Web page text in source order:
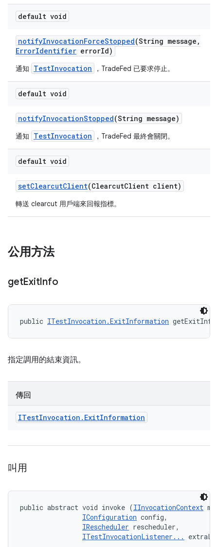
default void
notifyInvocationForceStopped(String message ,
ErrorIdentifier errorId)
通知 TestInvocation ，TradeFed 已要求停止。
default void
notifyInvocationStopped(String message)
通知 TestInvocation ，TradeFed 最終會關閉。
default void
setClearcutClient(ClearcutClient client)
轉送 clearcut 用戶端來回報指標。
公用方法
getExitInfo
public ITestInvocation.ExitInformation
指定調用的結束資訊。
傳回
ITestInvocation . ExitInformation
叫用
public abstract void invoke (IInvocationContext
IConfiguration config,
IRescheduler rescheduler,
ITestInvocationListener...